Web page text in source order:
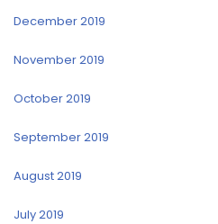
December 2019
November 2019
October 2019
September 2019
August 2019
July 2019